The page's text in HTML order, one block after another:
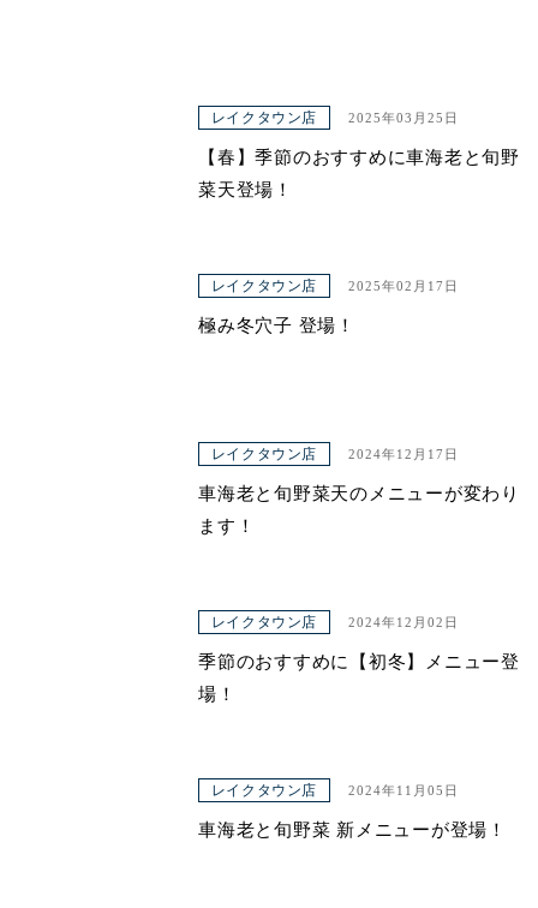
レイクタウン店 2025年03月25日
【春】季節のおすすめに車海老と旬野
菜天登場！
レイクタウン店 2025年02月17日
極み冬穴子 登場！
レイクタウン店 2024年12月17日
車海老と旬野菜天のメニューが変わり
ます！
レイクタウン店 2024年12月02日
季節のおすすめに【初冬】メニュー登
場！
レイクタウン店 2024年11月05日
車海老と旬野菜 新メニューが登場！